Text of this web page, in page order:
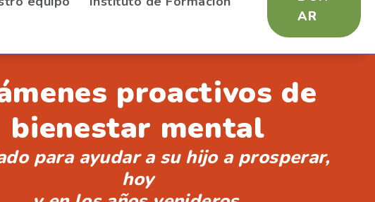
AR
proactivos de
bienestar mental
para ayudar a su hijo a prosperar,
hoy